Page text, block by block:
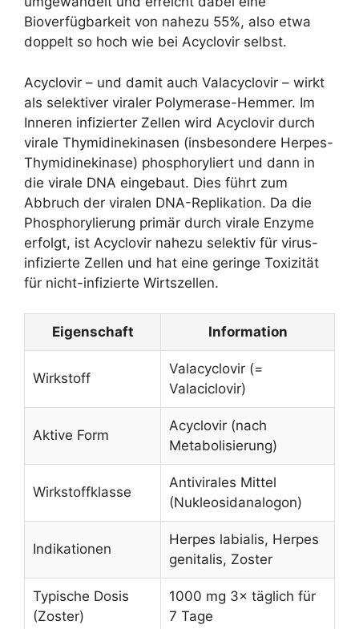
Bioverfügbarkeit von nahezu 55%, also etwa
doppelt so hoch wie bei Acyclovir selbst.
Acyclovir – und damit auch Valacyclovir – wirkt
als selektiver viraler Polymerase-Hemmer. Im
Inneren infizierter Zellen wird Acyclovir durch
virale Thymidinekinasen (insbesondere Herpes-
Thymidinekinase) phosphoryliert und dann in
die virale DNA eingebaut. Dies führt zum
Abbruch der viralen DNA-Replikation. Da die
Phosphorylierung primär durch virale Enzyme
erfolgt, ist Acyclovir nahezu selektiv für virus-
infizierte Zellen und hat eine geringe Toxizität
für nicht-infizierte Wirtszellen.
Eigenschaft Information
Wirkstoff
Valacyclovir (=
Valaciclovir)
Aktive Form
Acyclovir (nach
Metabolisierung)
Wirkstoffklasse
Antivirales Mittel
(Nukleosidanalogon)
Indikationen
Herpes labialis, Herpes
genitalis, Zoster
Typische Dosis
(Zoster)
1000 mg 3× täglich für
7 Tage